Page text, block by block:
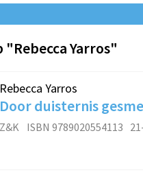
"Rebecca Yarros"
Rebecca Yarros
Door duisternis
Z&K ISBN 9789020554113